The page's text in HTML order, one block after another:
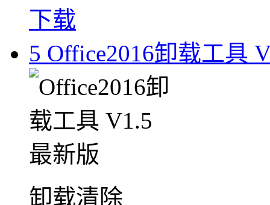
下载
5 Office2016卸载工具
卸载清除